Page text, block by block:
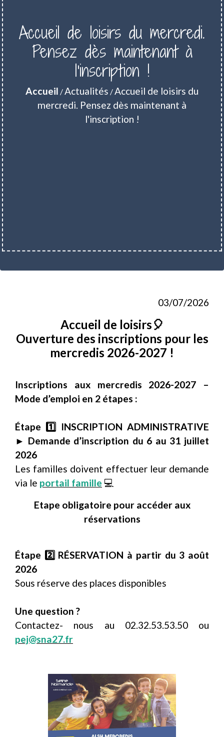
Accueil de loisirs du mercredi.
Pensez dès maintenant à
l'inscription !
Accueil /Actualités /Accueil de loisirs du
mercredi. Pensez dès maintenant à
l'inscription !
03/07/2026
Accueil de loisirs🎈
Ouverture des inscriptions pour les
mercredis 2026-2027 !
Inscriptions aux mercredis 2026-2027 –
Mode d’emploi en 2 étapes :
Étape 1️⃣ INSCRIPTION ADMINISTRATIVE
► Demande d’inscription du 6 au 31 juillet
2026
Les familles doivent effectuer leur demande
via le portail famille 💻
Etape obligatoire pour accéder aux
réservations
Étape 2️⃣ RÉSERVATION à partir du 3 août
2026
Sous réserve des places disponibles
Une question ?
Contactez- nous au 02.32.53.53.50 ou
pej@sna27.fr